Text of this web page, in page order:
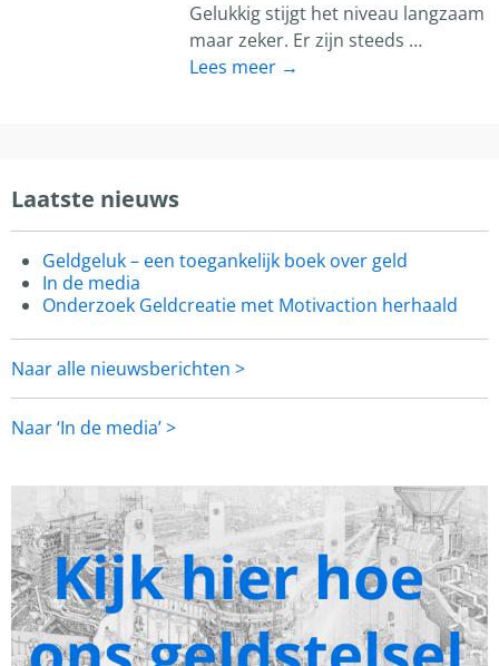
Gelukkig stijgt het niveau langzaam
maar zeker. Er zijn steeds …
Lees meer →
Laatste nieuws
Geldgeluk – een toegankelijk boek over geld
In de media
Onderzoek Geldcreatie met Motivaction herhaald
Naar alle nieuwsberichten >
Naar ‘In de media’ >